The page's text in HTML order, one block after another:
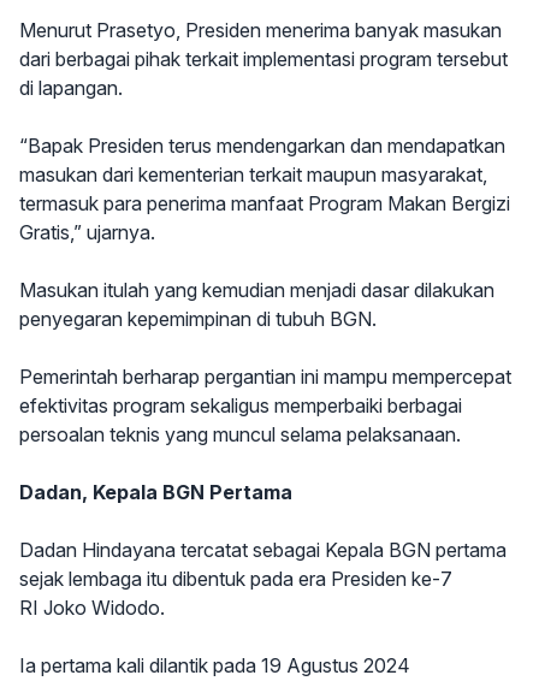
Menurut Prasetyo, Presiden menerima banyak masukan
dari berbagai pihak terkait implementasi program tersebut
di lapangan.
“Bapak Presiden terus mendengarkan dan mendapatkan
masukan dari kementerian terkait maupun masyarakat,
termasuk para penerima manfaat Program Makan Bergizi
Gratis,” ujarnya.
Masukan itulah yang kemudian menjadi dasar dilakukan
penyegaran kepemimpinan di tubuh BGN.
Pemerintah berharap pergantian ini mampu mempercepat
efektivitas program sekaligus memperbaiki berbagai
persoalan teknis yang muncul selama pelaksanaan.
Dadan, Kepala BGN Pertama
Dadan Hindayana tercatat sebagai Kepala BGN pertama
sejak lembaga itu dibentuk pada era Presiden ke-7
RI Joko Widodo.
Ia pertama kali dilantik pada 19 Agustus 2024